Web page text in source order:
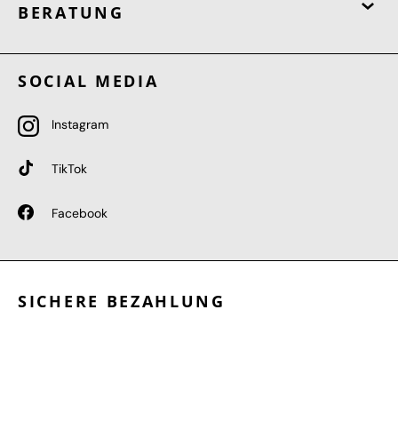
BERATUNG
SOCIAL MEDIA
Instagram
TikTok
Facebook
SICHERE BEZAHLUNG